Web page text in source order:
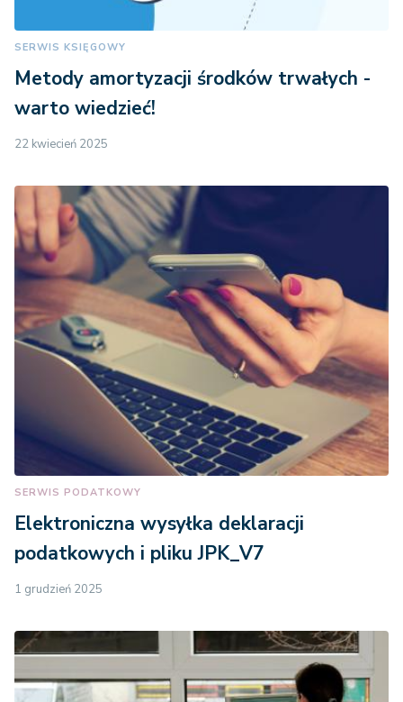
SERWIS KSIĘGOWY
Metody amortyzacji środków trwałych -
warto wiedzieć!
22 kwiecień 2025
SERWIS PODATKOWY
Elektroniczna wysyłka deklaracji
podatkowych i pliku JPK_V7
1 grudzień 2025